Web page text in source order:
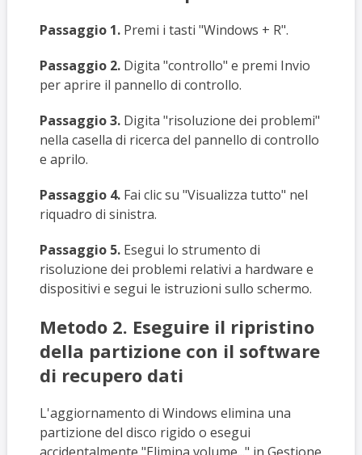
Passaggio 1.Premi i tasti "Windows + R".
Passaggio 2.Digita "controllo" e premi Invio
per aprire il pannello di controllo.
Passaggio 3.Digita "risoluzione dei problemi"
nella casella di ricerca del pannello di controllo
e aprilo.
Passaggio 4.Fai clic su "Visualizza tutto" nel
riquadro di sinistra.
Passaggio 5.Esegui lo strumento di
risoluzione dei problemi relativi a hardware e
dispositivi e segui le istruzioni sullo schermo.
Metodo 2. Eseguire il ripristino
della partizione con il software
di recupero dati
L'aggiornamento di Windows elimina una
partizione del disco rigido o esegui